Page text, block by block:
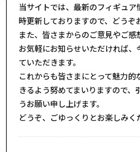
当サイトでは、最新のフィギュ
時更新しておりますので、どうぞ
また、皆さまからのご意見やご感
お気軽にお知らせいただければ
ていただきます。
これからも皆さまにとって魅力
きるよう努めてまいりますので
うお願い申し上げます。
どうぞ、ごゆっくりとお楽しみく